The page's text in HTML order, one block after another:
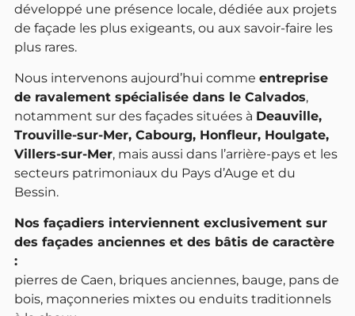
développé une présence locale, dédiée aux projets
de façade les plus exigeants, ou aux savoir-faire les
plus rares.
Nous intervenons aujourd’hui comme entreprise
de ravalement spécialisée dans le Calvados,
notamment sur des façades situées à Deauville,
Trouville-sur-Mer, Cabourg, Honfleur, Houlgate,
Villers-sur-Mer, mais aussi dans l’arrière-pays et les
secteurs patrimoniaux du Pays d’Auge et du
Bessin.
Nos façadiers interviennent exclusivement sur
des façades anciennes et des bâtis de caractère
:
pierres de Caen, briques anciennes, bauge, pans de
bois, maçonneries mixtes ou enduits traditionnels